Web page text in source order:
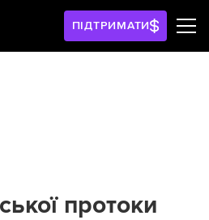
ПІДТРИМАТИ
протоки